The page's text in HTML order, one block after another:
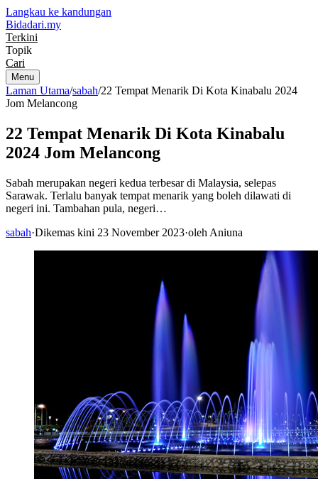
Langkau ke kandungan
Bidadari.my
Terkini
Topik
Cari
Menu
Laman Utama/sabah/22 Tempat Menarik Di Kota Kinabalu 2024
Jom Melancong
22 Tempat Menarik Di Kota Kinabalu
2024 Jom Melancong
Sabah merupakan negeri kedua terbesar di Malaysia, selepas
Sarawak. Terlalu banyak tempat menarik yang boleh dilawati di
negeri ini. Tambahan pula, negeri…
sabah·Dikemas kini 23 November 2023·oleh Aniuna